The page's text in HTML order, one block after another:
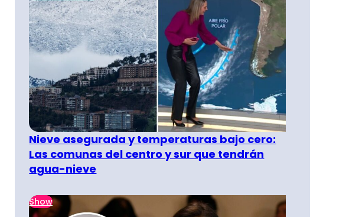
Nieve asegurada y temperaturas bajo cero:
Las comunas del centro y sur que tendrán
agua-nieve
Show